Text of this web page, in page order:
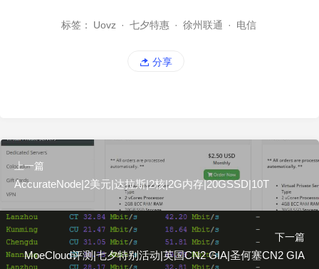
标签： Uovz · 七夕特惠 · 徐州联通 · 电信
分享
上一篇
AccurateNode|2美元|达拉斯|2核|2G内存|20GSSD|10T
下一篇
MoeCloud评测|七夕特别活动|英国CN2 GIA|圣何塞CN2 GIA